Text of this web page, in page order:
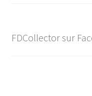
FDCollector sur